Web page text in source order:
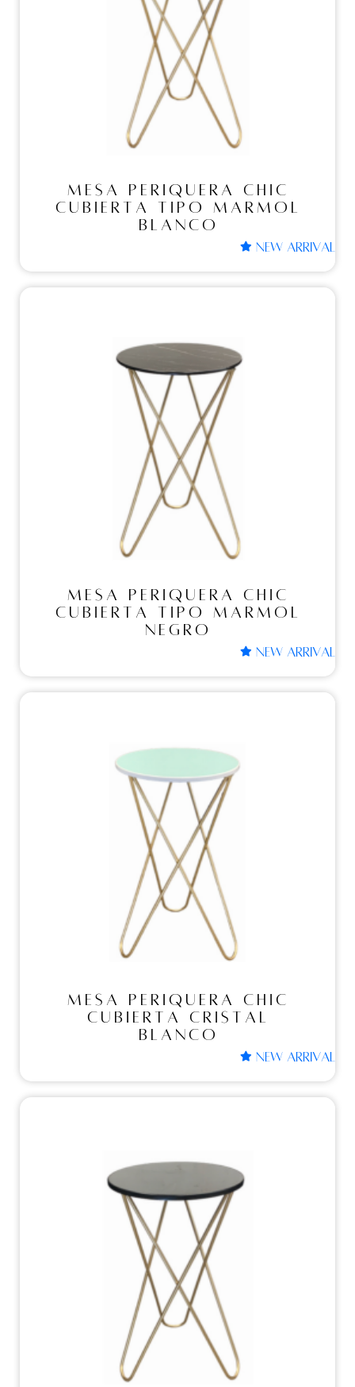
MESA PERIQUERA CHIC
CUBIERTA TIPO MARMOL
BLANCO
MESA PERIQUERA CHIC
CUBIERTA TIPO
MARMOL BLANCO
NEW ARRIVAL
MESA PERIQUERA CHIC
CUBIERTA TIPO MARMOL
NEGRO
MESA PERIQUERA CHIC
CUBIERTA TIPO
MARMOL NEGRO
NEW ARRIVAL
MESA PERIQUERA CHIC
CUBIERTA CRISTAL
BLANCO
MESA PERIQUERA CHIC
CUBIERTA CRISTAL
BLANCO
NEW ARRIVAL
MESA PERIQUERA CHIC
CUBIERTA CRISTAL
NEGRO